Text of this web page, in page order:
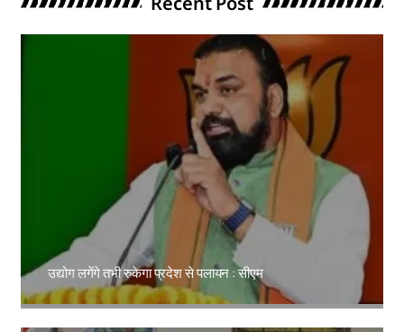
उद्योग लगेंगे तभी रुकेगा प्रदेश से पलायन : सीएम
Amit Lekh